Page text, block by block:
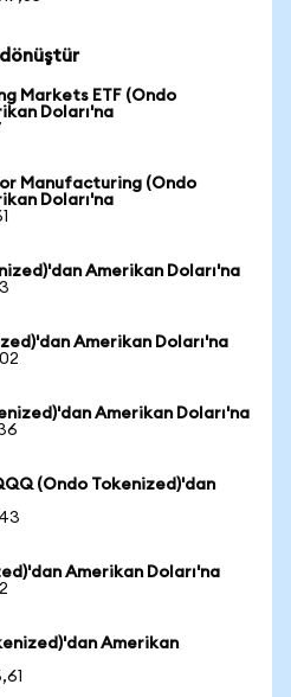
dönüştür
Markets ETF (Ondo
Doları'na
Manufacturing (Ondo
Doları'na
Amerikan Doları'na
Amerikan Doları'na
Amerikan Doları'na
(Ondo Tokenized)'dan
Amerikan Doları'na
Amerikan